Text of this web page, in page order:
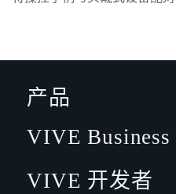
产品
VIVE Business
VIVE 开发者